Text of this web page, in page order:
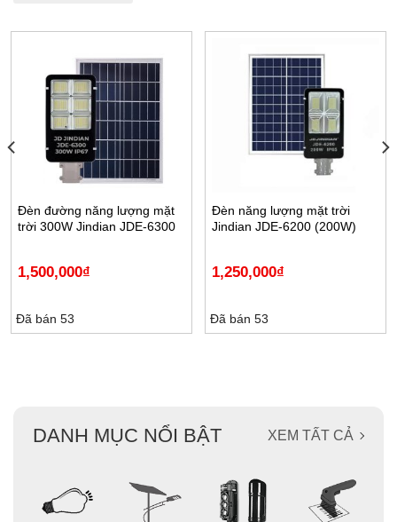
Đèn đường năng lượng mặt
trời 300W Jindian JDE-6300
1,500,000₫
Đã bán 53
Đèn năng lượng mặt trời
Jindian JDE-6200 (200W)
1,250,000₫
Đã bán 53
DANH MỤC NỔI BẬT XEM TẤT CẢ